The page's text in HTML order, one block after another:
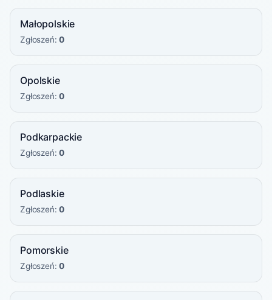
Małopolskie
Zgłoszeń:0
Opolskie
Zgłoszeń:0
Podkarpackie
Zgłoszeń:0
Podlaskie
Zgłoszeń:0
Pomorskie
Zgłoszeń:0